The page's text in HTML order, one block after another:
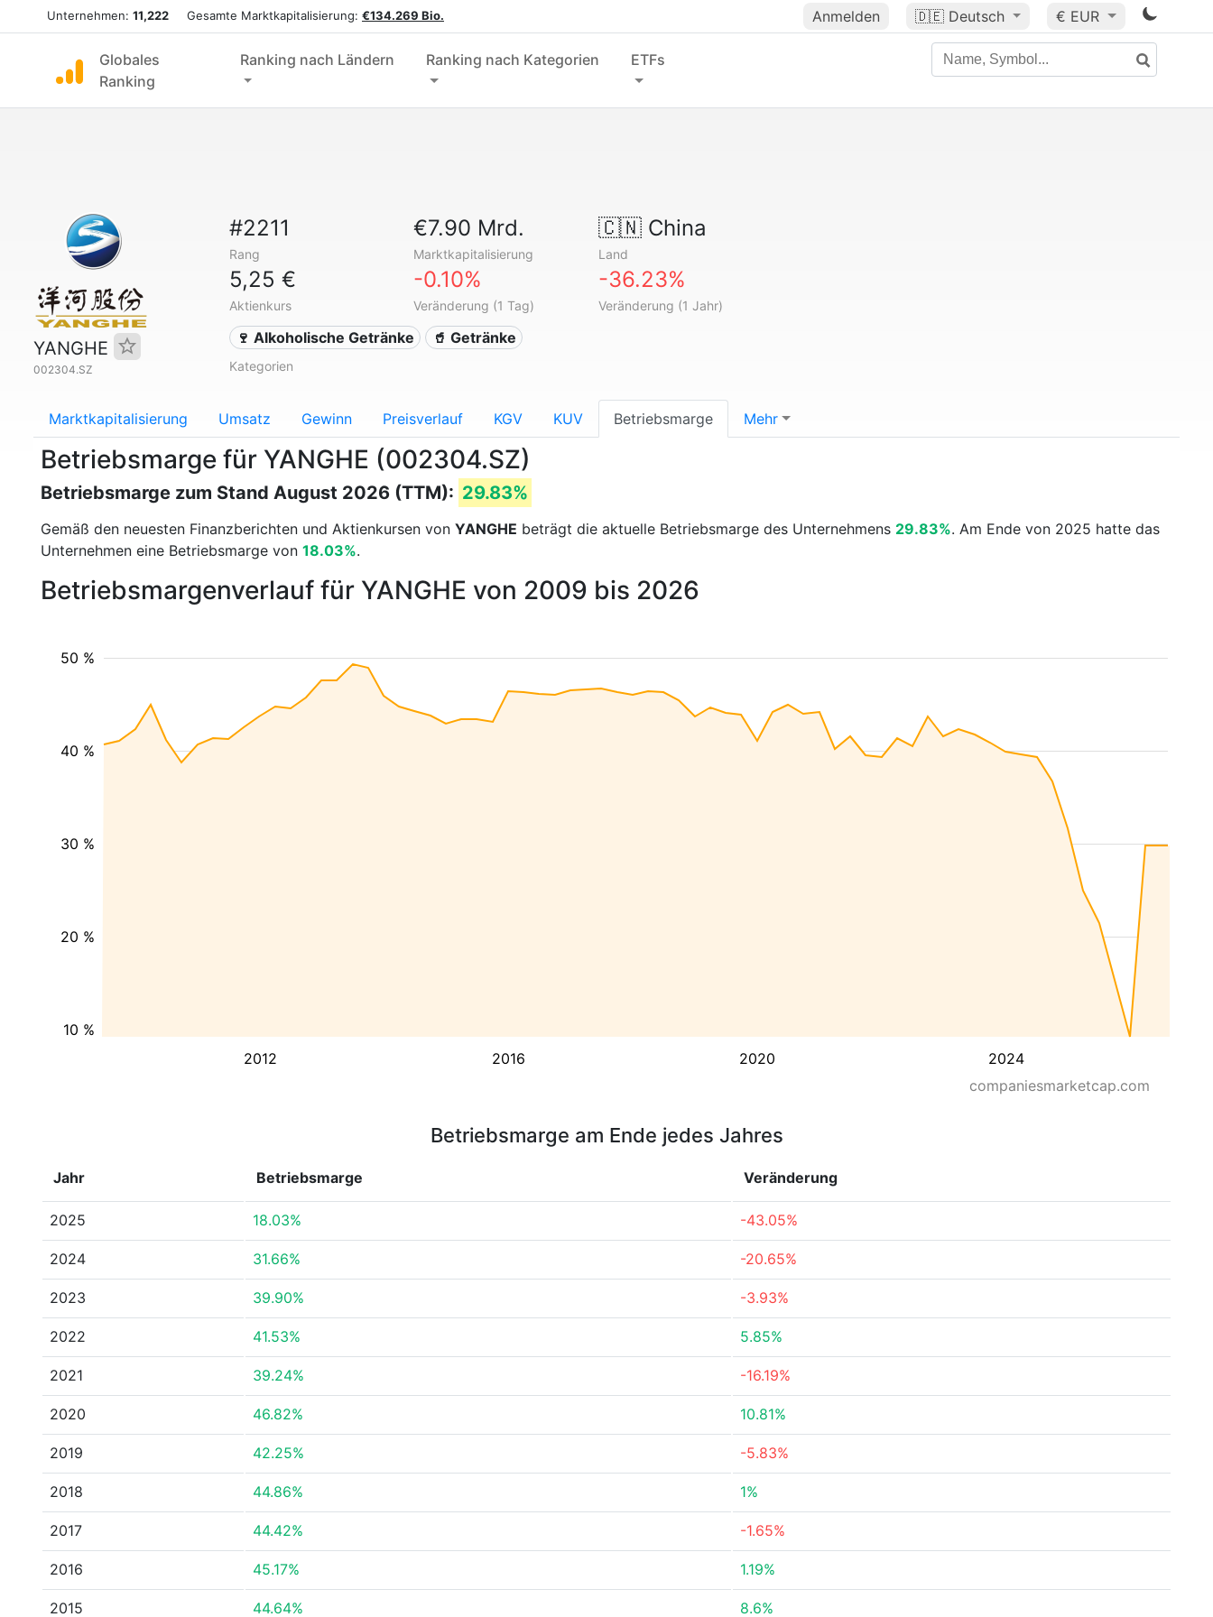
Unternehmen: 11,222 Gesamte Marktkapitalisierung: €134.269 Bio. Anmelden 🇩🇪 Deutsch € EUR
Globales
Ranking
Ranking nach Ländern Ranking nach Kategorien ETFs
YANGHE
002304.SZ
#2211
Rang
€7.90 Mrd.
Marktkapitalisierung
🇨🇳China
Land
5,25 €
Aktienkurs
-0.10%
Veränderung (1 Tag)
-36.23%
Veränderung (1 Jahr)
🍷 Alkoholische Getränke 🥤 Getränke
Kategorien
Marktkapitalisierung Umsatz Gewinn Preisverlauf KGV KUV Betriebsmarge Mehr
Betriebsmarge für YANGHE (002304.SZ)
Betriebsmarge zum Stand August 2026 (TTM): 29.83%
Gemäß den neuesten Finanzberichten und Aktienkursen von YANGHE beträgt die aktuelle Betriebsmarge des Unternehmens 29.83%. Am Ende von 2025 hatte das
Unternehmen eine Betriebsmarge von 18.03%.
Betriebsmargenverlauf für YANGHE von 2009 bis 2026
2012 2016 2020 2024
10 %
20 %
30 %
40 %
50 %
companiesmarketcap.com
Betriebsmarge am Ende jedes Jahres
Jahr Betriebsmarge Veränderung
2025 18.03% -43.05%
2024 31.66% -20.65%
2023 39.90% -3.93%
2022 41.53% 5.85%
2021 39.24% -16.19%
2020 46.82% 10.81%
2019 42.25% -5.83%
2018 44.86% 1%
2017 44.42% -1.65%
2016 45.17% 1.19%
2015 44.64% 8.6%